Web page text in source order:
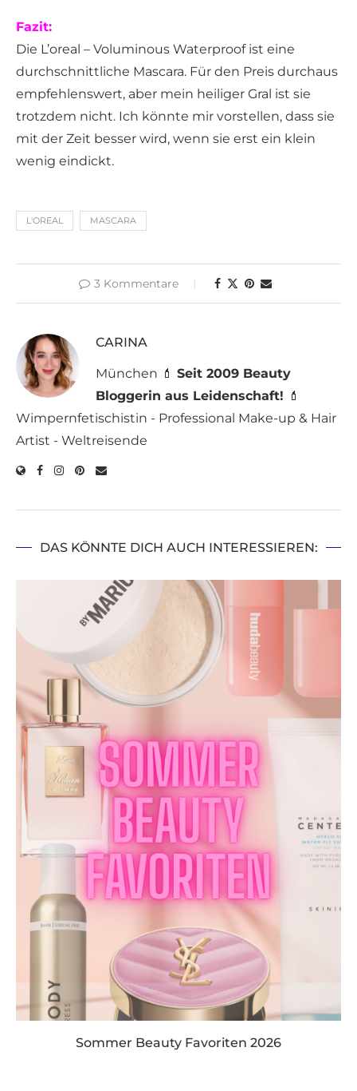
Fazit:
Die L’oreal – Voluminous Waterproof ist eine
durchschnittliche Mascara. Für den Preis durchaus
empfehlenswert, aber mein heiliger Gral ist sie
trotzdem nicht. Ich könnte mir vorstellen, dass sie
mit der Zeit besser wird, wenn sie erst ein klein
wenig eindickt.
L'OREAL MASCARA
3 Kommentare
CARINA
München 💄 Seit 2009 Beauty
Bloggerin aus Leidenschaft! 💄
Wimpernfetischistin - Professional Make-up & Hair
Artist - Weltreisende
DAS KÖNNTE DICH AUCH INTERESSIEREN:
Sommer Beauty Favoriten 2026